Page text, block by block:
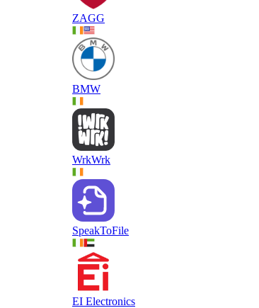
ZAGG
BMW
WrkWrk
SpeakToFile
EI Electronics